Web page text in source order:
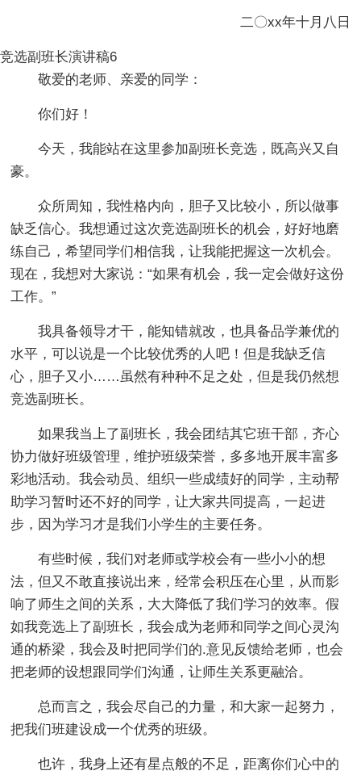
二〇xx年十月八日
竞选副班长演讲稿6
敬爱的老师、亲爱的同学：
你们好！
今天，我能站在这里参加副班长竞选，既高兴又自
豪。
众所周知，我性格内向，胆子又比较小，所以做事
缺乏信心。我想通过这次竞选副班长的机会，好好地磨
练自己，希望同学们相信我，让我能把握这一次机会。
现在，我想对大家说：“如果有机会，我一定会做好这份
工作。”
我具备领导才干，能知错就改，也具备品学兼优的
水平，可以说是一个比较优秀的人吧！但是我缺乏信
心，胆子又小……虽然有种种不足之处，但是我仍然想
竞选副班长。
如果我当上了副班长，我会团结其它班干部，齐心
协力做好班级管理，维护班级荣誉，多多地开展丰富多
彩地活动。我会动员、组织一些成绩好的同学，主动帮
助学习暂时还不好的同学，让大家共同提高，一起进
步，因为学习才是我们小学生的主要任务。
有些时候，我们对老师或学校会有一些小小的想
法，但又不敢直接说出来，经常会积压在心里，从而影
响了师生之间的关系，大大降低了我们学习的效率。假
如我竞选上了副班长，我会成为老师和同学之间心灵沟
通的桥梁，我会及时把同学们的.意见反馈给老师，也会
把老师的设想跟同学们沟通，让师生关系更融洽。
总而言之，我会尽自己的力量，和大家一起努力，
把我们班建设成一个优秀的班级。
也许，我身上还有星点般的不足，距离你们心中的